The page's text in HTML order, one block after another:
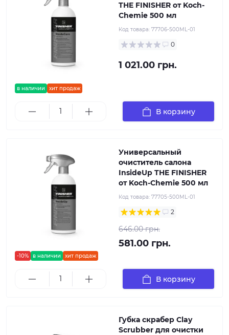
в наличии хит продаж
THE FINISHER от Koch-
Chemie 500 мл
Код товара: 77706-500ML-01
0
1 021.00 грн.
В корзину
-10% в наличии хит продаж
Универсальный
очиститель салона
InsideUp THE FINISHER
от Koch-Chemie 500 мл
Код товара: 77705-500ML-01
2
646.00 грн.
581.00 грн.
В корзину
Губка скрабер Clay
Scrubber для очистки